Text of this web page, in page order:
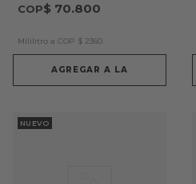
$ 70.800
Mililitro a COP $ 2360
AGREGAR A LA
NUEVO